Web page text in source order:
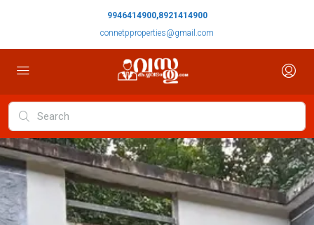
9946414900,8921414900
connetpproperties@gmail.com